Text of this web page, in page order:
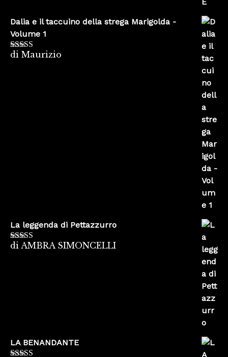
Dalia e il taccuino della strega Marigolda -
Volume 1
Valutato4
di Maurizio
La leggenda di Pettazzurro
Valutato5su
di AMBRA SIMONCELLI
LA BENANDANTE